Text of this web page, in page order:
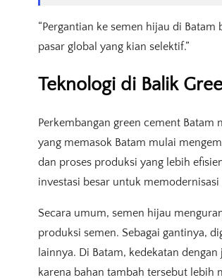
“Pergantian ke semen hijau di
pasar global yang kian selektif.”
Teknologi di Balik
Perkembangan green cement
yang memasok Batam mulai
dan proses produksi yang lebih
investasi besar untuk
Secara umum, semen hijau
produksi semen. Sebagai gantinya,
lainnya. Di Batam, kedekatan
karena bahan tambah tersebut lebih